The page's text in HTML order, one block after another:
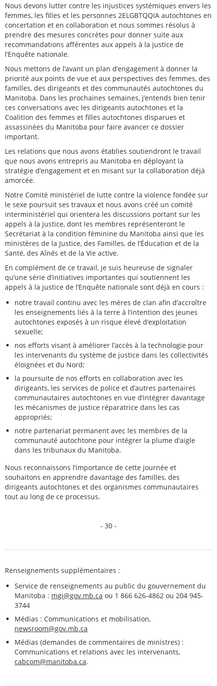
Nous devons lutter contre les injustices systémiques envers les
femmes, les filles et les personnes 2ELGBTQQIA autochtones en
concertation et en collaboration et nous sommes résolus à
prendre des mesures concrètes pour donner suite aux
recommandations afférentes aux appels à la justice de
l’Enquête nationale.
Nous mettons de l’avant un plan d’engagement à donner la
priorité aux points de vue et aux perspectives des femmes, des
familles, des dirigeants et des communautés autochtones du
Manitoba. Dans les prochaines semaines, j’entends bien tenir
ces conversations avec les dirigeants autochtones et la
Coalition des femmes et filles autochtones disparues et
assassinées du Manitoba pour faire avancer ce dossier
important.
Les relations que nous avons établies soutiendront le travail
que nous avons entrepris au Manitoba en déployant la
stratégie d’engagement et en misant sur la collaboration déjà
amorcée.
Notre Comité ministériel de lutte contre la violence fondée sur
le sexe poursuit ses travaux et nous avons créé un comité
interministériel qui orientera les discussions portant sur les
appels à la justice, dont les membres représenteront le
Secrétariat à la condition féminine du Manitoba ainsi que les
ministères de la Justice, des Familles, de l’Éducation et de la
Santé, des Aînés et de la Vie active.
En complément de ce travail, je suis heureuse de signaler
qu’une série d’initiatives importantes qui soutiennent les
appels à la justice de l’Enquête nationale sont déjà en cours :
notre travail continu avec les mères de clan afin d’accroître
les enseignements liés à la terre à l’intention des jeunes
autochtones exposés à un risque élevé d’exploitation
sexuelle;
nos efforts visant à améliorer l’accès à la technologie pour
les intervenants du système de justice dans les collectivités
éloignées et du Nord;
la poursuite de nos efforts en collaboration avec les
dirigeants, les services de police et d’autres partenaires
communautaires autochtones en vue d’intégrer davantage
les mécanismes de justice réparatrice dans les cas
appropriés;
notre partenariat permanent avec les membres de la
communauté autochtone pour intégrer la plume d’aigle
dans les tribunaux du Manitoba.
Nous reconnaissons l’importance de cette journée et
souhaitons en apprendre davantage des familles, des
dirigeants autochtones et des organismes communautaires
tout au long de ce processus.
- 30 -
Renseignements supplémentaires :
Service de renseignements au public du gouvernement du
Manitoba : mgi@gov.mb.ca ou 1 866 626-4862 ou 204 945-
3744
Médias : Communications et mobilisation,
newsroom@gov.mb.ca
Médias (demandes de commentaires de ministres) :
Communications et relations avec les intervenants,
cabcom@manitoba.ca.